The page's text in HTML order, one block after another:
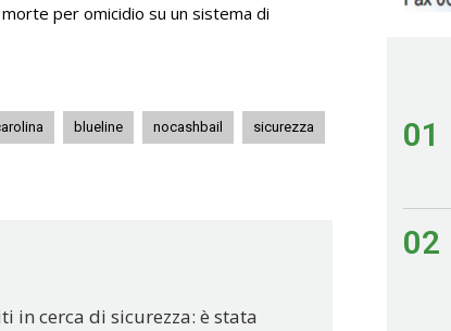
per omicidio su un sistema di
blueline nocashbail sicurezza
in cerca di sicurezza: è stata
01
02